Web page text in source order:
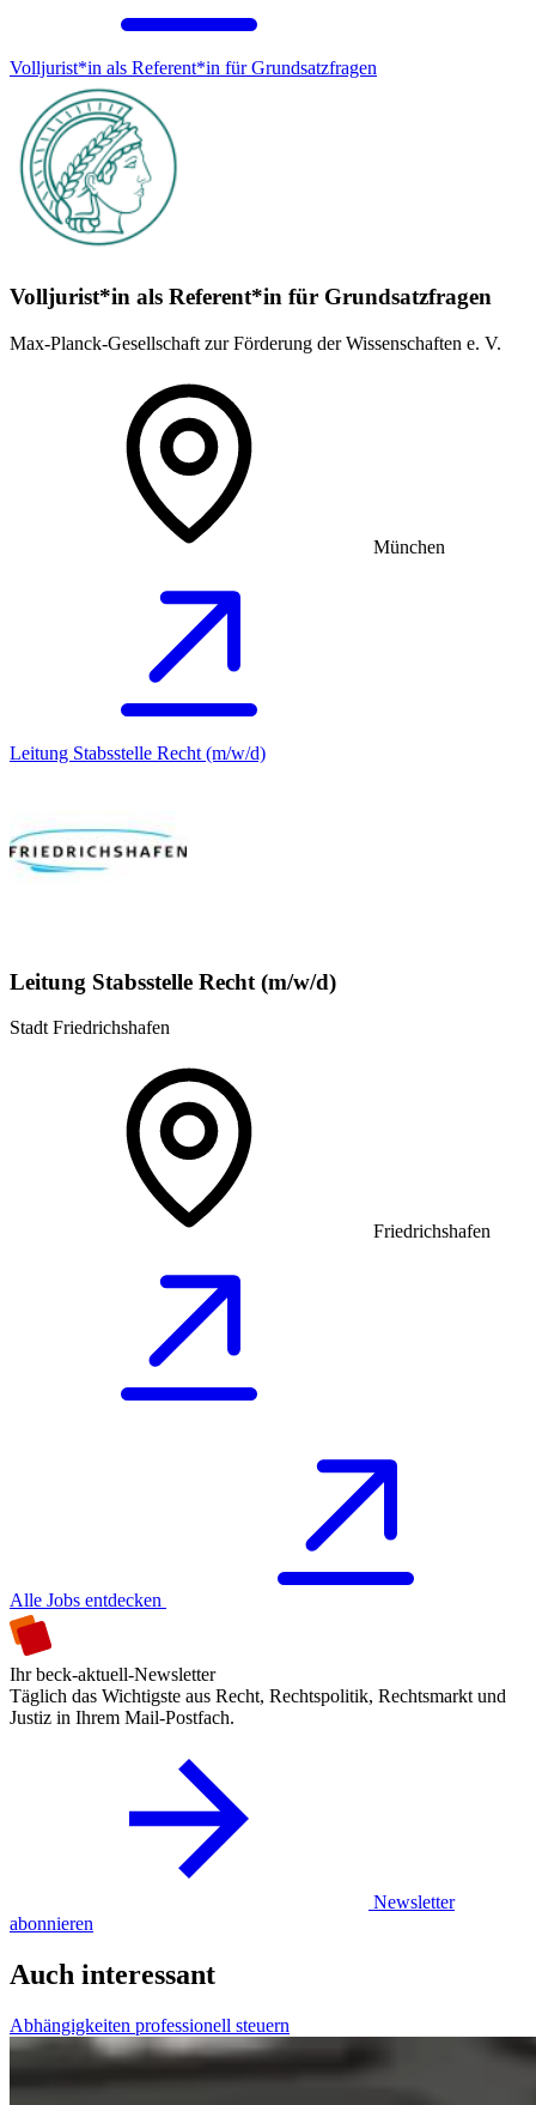
Volljurist*in als Referent*in für Grundsatz­fragen
Volljurist*in als Referent*in für Grundsatz­fragen
Max-Planck-Gesellschaft zur Förderung der Wissenschaften e. V.
München
Leitung Stabsstelle Recht (m/w/d)
Leitung Stabsstelle Recht (m/w/d)
Stadt Friedrichshafen
Friedrichshafen
Alle Jobs entdecken
Ihr beck-aktuell-Newsletter
Täglich das Wichtigste aus Recht, Rechtspolitik, Rechtsmarkt und
Justiz in Ihrem Mail-Postfach.
Newsletter
abonnieren
Auch interessant
Abhängigkeiten professionell steuern